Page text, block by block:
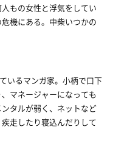
もの女性と浮気をしてい
機にある。中柴いつかの
いるマンガ家。小柄で口下
マネージャーになっても
タルが弱く、ネットなど
走したり寝込んだりして